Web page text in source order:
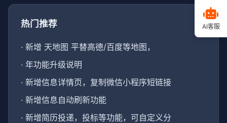
热门推荐
· 新增 天地图 平替高德/百度等地图，
· 年功能升级说明
· 新增信息详情页，复制微信小程序短链接
· 新增信息自动刷新功能
· 新增简历投递，投标等功能，可自定义分
AI客服